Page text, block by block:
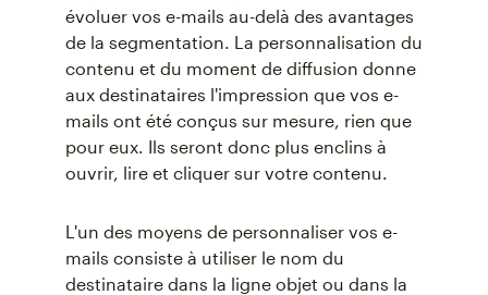
évoluer vos e-mails au-delà des avantages
de la segmentation. La personnalisation du
contenu et du moment de diffusion donne
aux destinataires l'impression que vos e-
mails ont été conçus sur mesure, rien que
pour eux. Ils seront donc plus enclins à
ouvrir, lire et cliquer sur votre contenu.
L'un des moyens de personnaliser vos e-
mails consiste à utiliser le nom du
destinataire dans la ligne objet ou dans la